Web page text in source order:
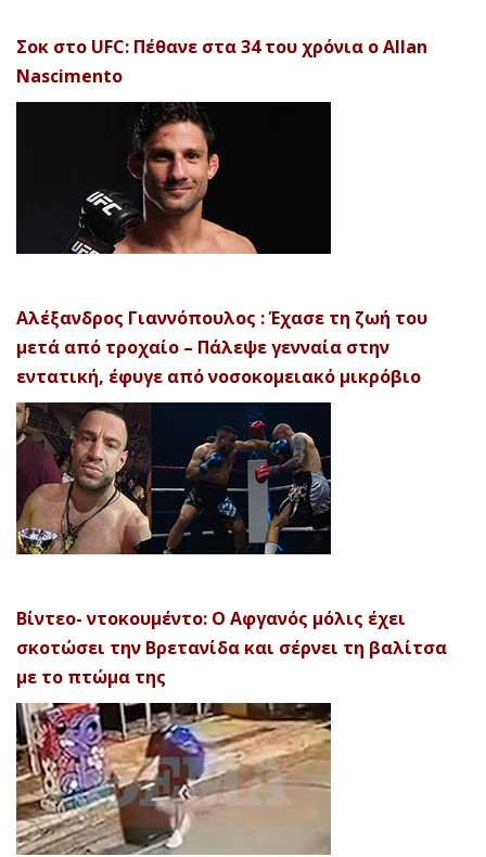
Σοκ στο UFC: Πέθανε στα 34 του χρόνια ο Allan
Nascimento
Αλέξανδρος Γιαννόπουλος : Έχασε τη ζωή του
μετά από τροχαίο – Πάλεψε γενναία στην
εντατική, έφυγε από νοσοκομειακό μικρόβιο
Βίντεο- ντοκουμέντο: Ο Αφγανός μόλις έχει
σκοτώσει την Βρετανίδα και σέρνει τη βαλίτσα
με το πτώμα της